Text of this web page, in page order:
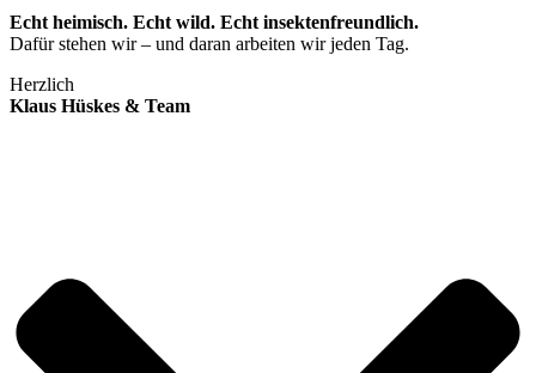
Echt heimisch. Echt wild. Echt insektenfreundlich.
Dafür stehen wir – und daran arbeiten wir jeden Tag.
Herzlich
Klaus Hüskes & Team